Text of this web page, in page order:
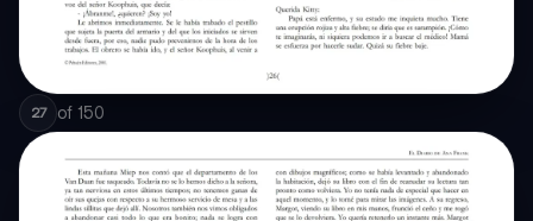
27 of 150